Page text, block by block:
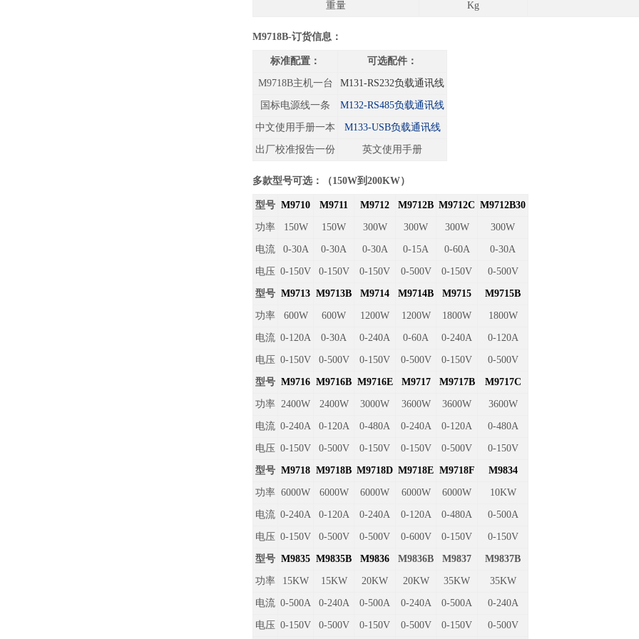
重量 Kg
M9718B-订货信息：
标准配置： 可选配件：
M9718B主机一台 M131-RS232负载通讯线
国标电源线一条 M132-RS485负载通讯线
中文使用手册一本 M133-USB负载通讯线
出厂校准报告一份 英文使用手册
多款型号可选：（150W到200KW）
型号 M9710 M9711 M9712 M9712B M9712C M9712B30
功率 150W 150W 300W 300W 300W 300W
电流 0-30A 0-30A 0-30A 0-15A 0-60A 0-30A
电压 0-150V 0-150V 0-150V 0-500V 0-150V 0-500V
型号 M9713 M9713B M9714 M9714B M9715 M9715B
功率 600W 600W 1200W 1200W 1800W 1800W
电流 0-120A 0-30A 0-240A 0-60A 0-240A 0-120A
电压 0-150V 0-500V 0-150V 0-500V 0-150V 0-500V
型号 M9716 M9716B M9716E M9717 M9717B M9717C
功率 2400W 2400W 3000W 3600W 3600W 3600W
电流 0-240A 0-120A 0-480A 0-240A 0-120A 0-480A
电压 0-150V 0-500V 0-150V 0-150V 0-500V 0-150V
型号 M9718 M9718B M9718D M9718E M9718F M9834
功率 6000W 6000W 6000W 6000W 6000W 10KW
电流 0-240A 0-120A 0-240A 0-120A 0-480A 0-500A
电压 0-150V 0-500V 0-500V 0-600V 0-150V 0-150V
型号 M9835 M9835B M9836 M9836B M9837 M9837B
功率 15KW 15KW 20KW 20KW 35KW 35KW
电流 0-500A 0-240A 0-500A 0-240A 0-500A 0-240A
电压 0-150V 0-500V 0-150V 0-500V 0-150V 0-500V